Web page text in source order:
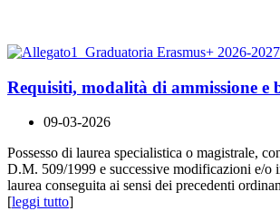
Requisiti, modalità di ammissione e
09-03-2026
Possesso di laurea specialistica o magistrale,
D.M. 509/1999 e successive modificazioni e/o
laurea conseguita ai sensi dei precedenti
[leggi tutto]